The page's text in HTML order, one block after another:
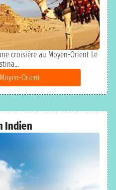
croisière au Moyen-Orient Le
Orient
Indien